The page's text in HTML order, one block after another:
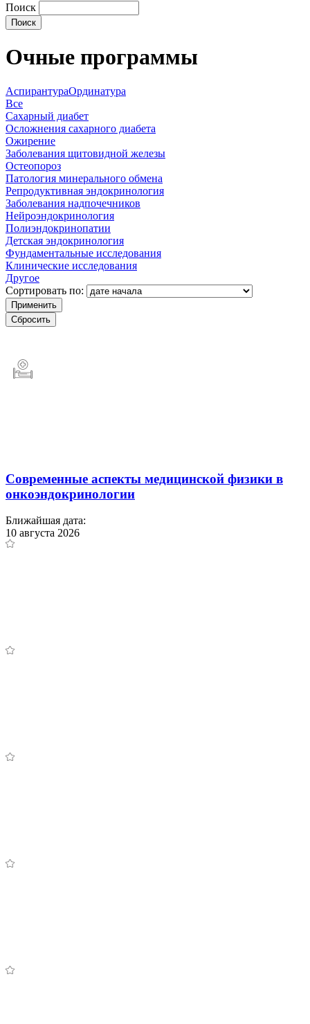
Поиск
Очные программы
АспирантураОрдинатура
Все
Сахарный диабет
Осложнения сахарного диабета
Ожирение
Заболевания щитовидной железы
Остеопороз
Патология минерального обмена
Репродуктивная эндокринология
Заболевания надпочечников
Нейроэндокринология
Полиэндокринопатии
Детская эндокринология
Фундаментальные исследования
Клинические исследования
Другое
Сортировать по:
Современные аспекты медицинской физики в
онкоэндокринологии
Ближайшая дата:
10 августа 2026